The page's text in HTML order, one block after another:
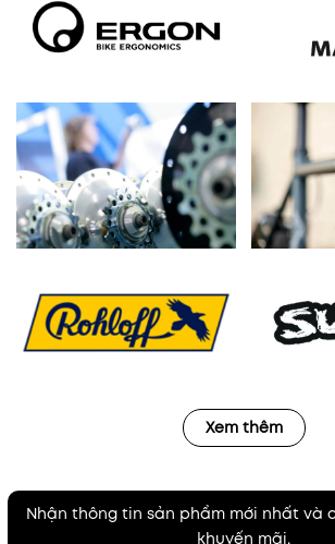
Xem thêm
Nhận thông tin sản phẩm mới nhất và
khuyến mãi.